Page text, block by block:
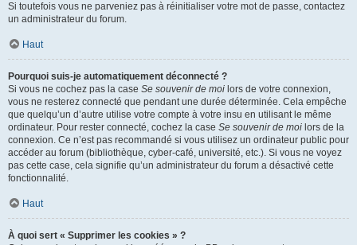
Si toutefois vous ne parveniez pas à réinitialiser votre mot de passe, contactez
un administrateur du forum.
Haut
Pourquoi suis-je automatiquement déconnecté ?
Si vous ne cochez pas la case Se souvenir de moi lors de votre connexion,
vous ne resterez connecté que pendant une durée déterminée. Cela empêche
que quelqu’un d’autre utilise votre compte à votre insu en utilisant le même
ordinateur. Pour rester connecté, cochez la case Se souvenir de moi lors de la
connexion. Ce n’est pas recommandé si vous utilisez un ordinateur public pour
accéder au forum (bibliothèque, cyber-café, université, etc.). Si vous ne voyez
pas cette case, cela signifie qu’un administrateur du forum a désactivé cette
fonctionnalité.
Haut
À quoi sert « Supprimer les cookies » ?